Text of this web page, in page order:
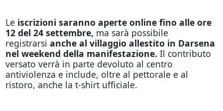
Le iscrizioni saranno aperte online fino alle ore
12 del 24 settembre, ma sarà possibile
registrarsi anche al villaggio allestito in Darsena
nel weekend della manifestazione. Il contributo
versato verrà in parte devoluto al centro
antiviolenza e include, oltre al pettorale e al
ristoro, anche la t-shirt ufficiale.